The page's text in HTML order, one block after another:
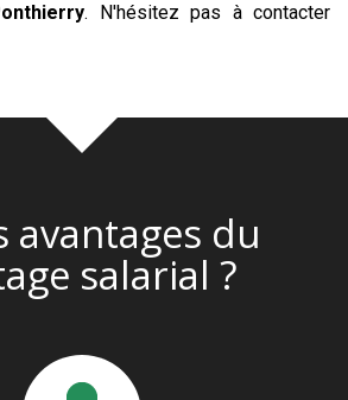
. N'hésitez pas à contacter
avantages du
salarial ?